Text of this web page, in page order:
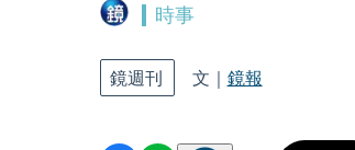
時事
鏡週刊 文｜ 鏡報